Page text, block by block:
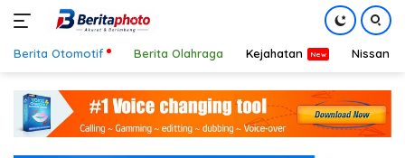
konten
Berita Otomotif Berita Olahraga Kejahatan Nissan